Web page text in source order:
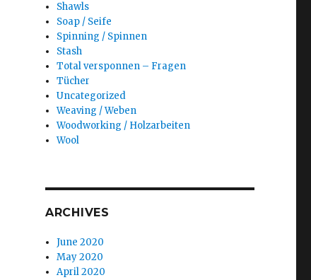
Shawls
Soap / Seife
Spinning / Spinnen
Stash
Total versponnen – Fragen
Tücher
Uncategorized
Weaving / Weben
Woodworking / Holzarbeiten
Wool
ARCHIVES
June 2020
May 2020
April 2020